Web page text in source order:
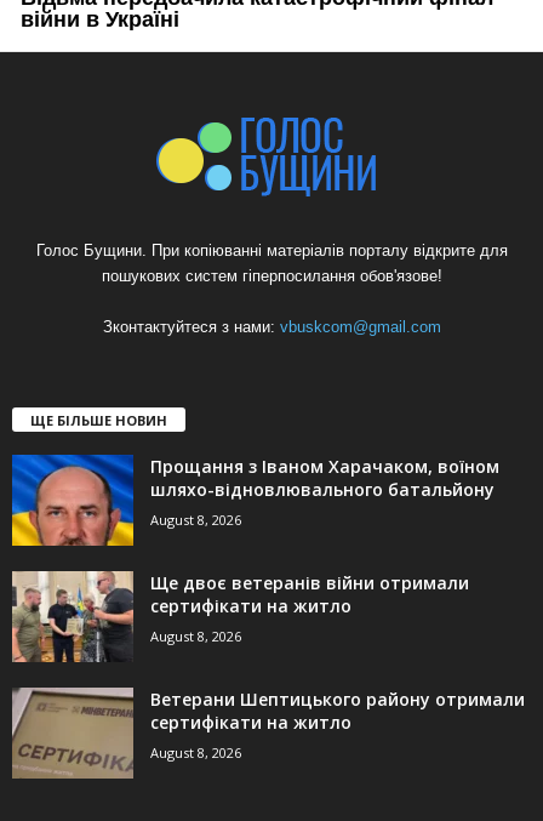
Голос Бущини. При копіюванні матеріалів порталу відкрите для
пошукових систем гіперпосилання обов'язове!
Зконтактуйтеся з нами: vbuskcom@gmail.com
ЩЕ БІЛЬШЕ НОВИН
Прощання з Іваном Харачаком, воїном
шляхо-відновлювального батальйону
August 8, 2026
Ще двоє ветеранів війни отримали
сертифікати на житло
August 8, 2026
Ветерани Шептицького району отримали
сертифікати на житло
August 8, 2026